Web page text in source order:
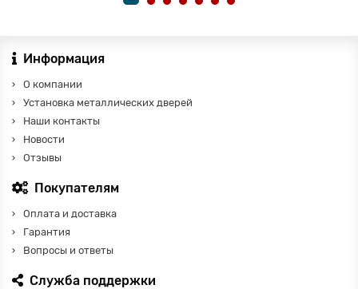
Информация
О компании
Установка металлических дверей
Наши контакты
Новости
Отзывы
Покупателям
Оплата и доставка
Гарантия
Вопросы и ответы
Служба поддержки